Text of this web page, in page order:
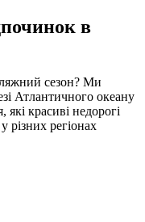
в
сезон? Ми
Атлантичного океану
які красиві недорогі
різних регіонах